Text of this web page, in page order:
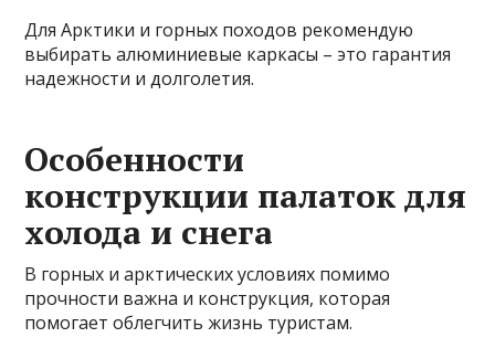
Для Арктики и горных походов рекомендую
выбирать алюминиевые каркасы – это гарантия
надежности и долголетия.
Особенности
конструкции палаток для
холода и снега
В горных и арктических условиях помимо
прочности важна и конструкция, которая
помогает облегчить жизнь туристам.